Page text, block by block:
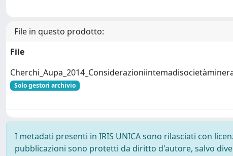
File in questo prodotto:
File
Solo gestori archivio
I metadati presenti in IRIS UNICA sono rilasciati con
pubblicazioni sono protetti da diritto d'autore, salvo